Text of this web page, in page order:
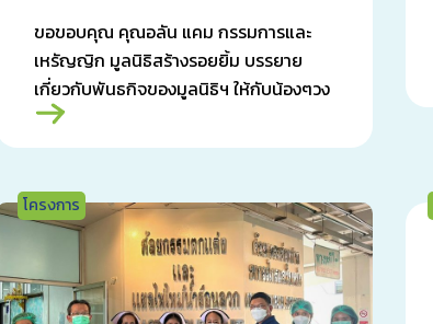
ขอขอบคุณ คุณอลัน แคม กรรมการและ
เหรัญญิก มูลนิธิสร้างรอยยิ้ม บรรยาย
เกี่ยวกับพันธกิจของมูลนิธิฯ ให้กับน้องๆวง
น้ำใจ และ Lions Rock! ทูตสร้างรอยยิ้ม
โครงการ